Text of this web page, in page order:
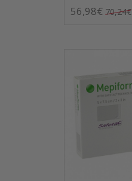
56,98€ 70,24€